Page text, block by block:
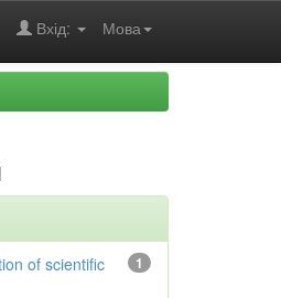
Мова
Вхід:
1
of scientific